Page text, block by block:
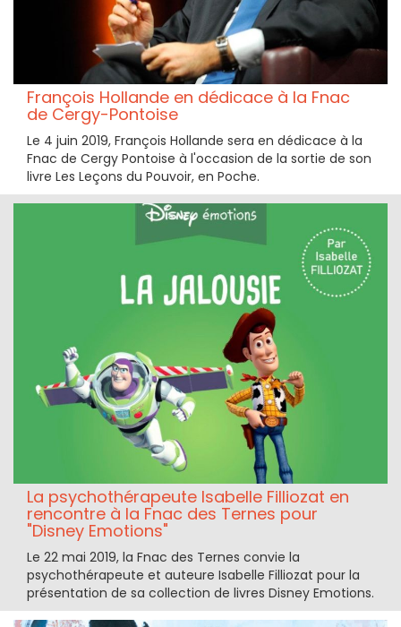
François Hollande en dédicace à la Fnac
de Cergy-Pontoise
Le 4 juin 2019, François Hollande sera en dédicace à la
Fnac de Cergy Pontoise à l'occasion de la sortie de son
livre Les Leçons du Pouvoir, en Poche.
La psychothérapeute Isabelle Filliozat en
rencontre à la Fnac des Ternes pour
"Disney Emotions"
Le 22 mai 2019, la Fnac des Ternes convie la
psychothérapeute et auteure Isabelle Filliozat pour la
présentation de sa collection de livres Disney Emotions.